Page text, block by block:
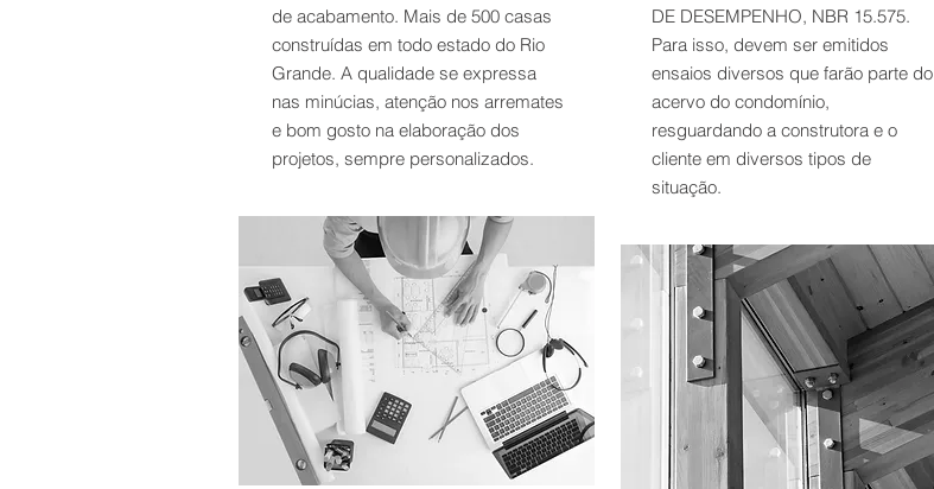
de acabamento. Mais de 500 casas
construídas em todo estado do Rio
Grande. A qualidade se expressa
nas minúcias, atenção nos arremates
e bom gosto na elaboração dos
projetos, sempre personalizados.
DE DESEMPENHO, NBR 15.575.
Para isso, devem ser emitidos
ensaios diversos que farão parte do
acervo do condomínio,
resguardando a construtora e o
cliente em diversos tipos de
situação.